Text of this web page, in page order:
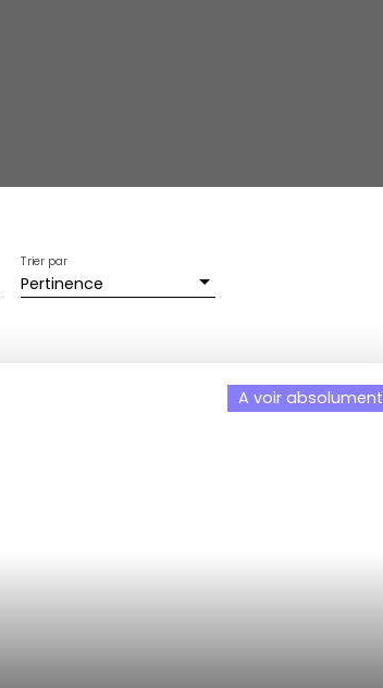
Pertinence
Trier par
A voir absolument